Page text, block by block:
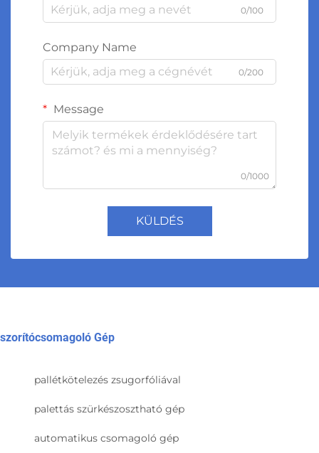
0/100
Company Name
0/200
Message
0/1000
KÜLDÉS
szorítócsomagoló Gép
pallétkötelezés zsugorfóliával
palettás szürkészosztható gép
automatikus csomagoló gép